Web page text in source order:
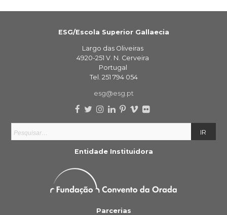
ESG/Escola Superior Gallaecia
Largo das Oliveiras
4920-251 V. N. Cerveira
Portugal
Tel. 251 794 054
esg@esg.pt
Entidade Instituidora
Parcerias